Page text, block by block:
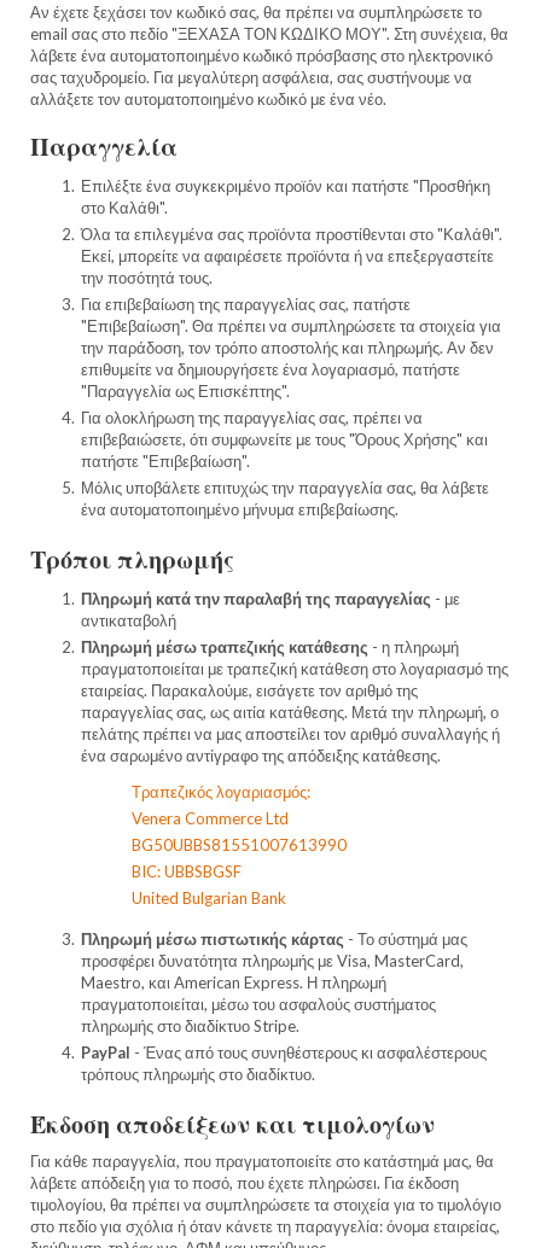
Αν έχετε ξεχάσει τον κωδικό σας, θα πρέπει να συμπληρώσετε το
email σας στο πεδίο "ΞΕΧΑΣΑ ΤΟΝ ΚΩΔΙΚΟ ΜΟΥ". Στη συνέχεια, θα
λάβετε ένα αυτοματοποιημένο κωδικό πρόσβασης στο ηλεκτρονικό
σας ταχυδρομείο. Για μεγαλύτερη ασφάλεια, σας συστήνουμε να
αλλάξετε τον αυτοματοποιημένο κωδικό με ένα νέο.
Παραγγελία
Επιλέξτε ένα συγκεκριμένο προϊόν και πατήστε "Προσθήκη
στο Καλάθι".
Όλα τα επιλεγμένα σας προϊόντα προστίθενται στο "Καλάθι".
Εκεί, μπορείτε να αφαιρέσετε προϊόντα ή να επεξεργαστείτε
την ποσότητά τους.
Για επιβεβαίωση της παραγγελίας σας, πατήστε
"Επιβεβαίωση". Θα πρέπει να συμπληρώσετε τα στοιχεία για
την παράδοση, τον τρόπο αποστολής και πληρωμής. Αν δεν
επιθυμείτε να δημιουργήσετε ένα λογαριασμό, πατήστε
"Παραγγελία ως Επισκέπτης".
Για ολοκλήρωση της παραγγελίας σας, πρέπει να
επιβεβαιώσετε, ότι συμφωνείτε με τους "Όρους Χρήσης" και
πατήστε "Επιβεβαίωση".
Μόλις υποβάλετε επιτυχώς την παραγγελία σας, θα λάβετε
ένα αυτοματοποιημένο μήνυμα επιβεβαίωσης.
Τρόποι πληρωμής
Πληρωμή κατά την παραλαβή της παραγγελίας - με
αντικαταβολή
Πληρωμή μέσω τραπεζικής κατάθεσης - η πληρωμή
πραγματοποιείται με τραπεζική κατάθεση στο λογαριασμό της
εταιρείας. Παρακαλούμε, εισάγετε τον αριθμό της
παραγγελίας σας, ως αιτία κατάθεσης. Μετά την πληρωμή, ο
πελάτης πρέπει να μας αποστείλει τον αριθμό συναλλαγής ή
ένα σαρωμένο αντίγραφο της απόδειξης κατάθεσης.
Τραπεζικός λογαριασμός:
Venera Commerce Ltd
BG50UBBS81551007613990
BIC: UBBSBGSF
United Bulgarian Bank
Πληρωμή μέσω πιστωτικής κάρτας - Το σύστημά μας
προσφέρει δυνατότητα πληρωμής με Visa, MasterCard,
Maestro, και American Express. Η πληρωμή
πραγματοποιείται, μέσω του ασφαλούς συστήματος
πληρωμής στο διαδίκτυο Stripe.
PayPal - Ένας από τους συνηθέστερους κι ασφαλέστερους
τρόπους πληρωμής στο διαδίκτυο.
Έκδοση αποδείξεων και τιμολογίων
Για κάθε παραγγελία, που πραγματοποιείτε στο κατάστημά μας, θα
λάβετε απόδειξη για το ποσό, που έχετε πληρώσει. Για έκδοση
τιμολογίου, θα πρέπει να συμπληρώσετε τα στοιχεία για το τιμολόγιο
στο πεδίο για σχόλια ή όταν κάνετε τη παραγγελία: όνομα εταιρείας,